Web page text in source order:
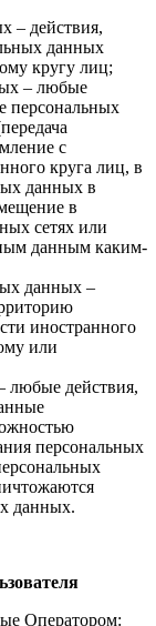
– действия,
данных
кругу лиц;
– любые
персональных
с
круга лиц, в
данных в
в
сетях или
данным каким-
данных –
иностранного
или
любые действия,
персональных
данных.
Оператором: